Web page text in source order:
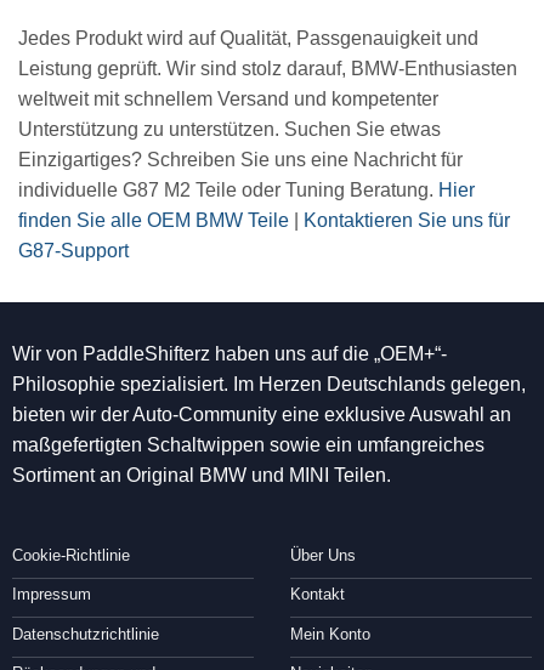
Jedes Produkt wird auf Qualität, Passgenauigkeit und
Leistung geprüft. Wir sind stolz darauf, BMW-Enthusiasten
weltweit mit schnellem Versand und kompetenter
Unterstützung zu unterstützen. Suchen Sie etwas
Einzigartiges? Schreiben Sie uns eine Nachricht für
individuelle G87 M2 Teile oder Tuning Beratung. Hier
finden Sie alle OEM BMW Teile
Kontaktieren Sie uns für
G87-Support
Wir von PaddleShifterz haben uns auf die „OEM+“-
Philosophie spezialisiert. Im Herzen Deutschlands gelegen,
bieten wir der Auto-Community eine exklusive Auswahl an
maßgefertigten Schaltwippen sowie ein umfangreiches
Sortiment an Original BMW und MINI Teilen.
Cookie-Richtlinie
Impressum
Datenschutzrichtlinie
Über Uns
Kontakt
Mein Konto